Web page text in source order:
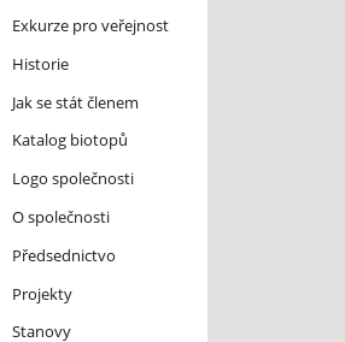
Exkurze pro veřejnost
Historie
Jak se stát členem
Katalog biotopů
Logo společnosti
O společnosti
Předsednictvo
Projekty
Stanovy